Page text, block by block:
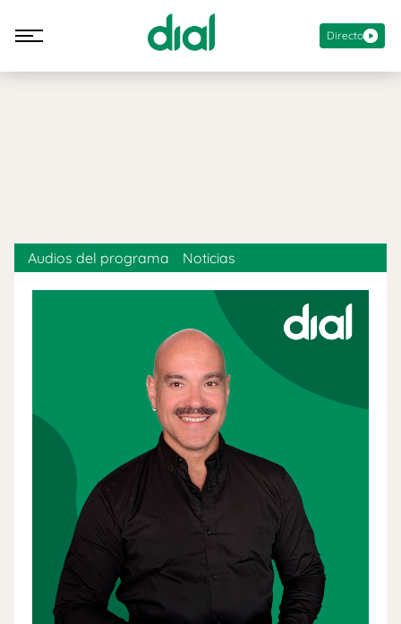
Directo
Audios del programa Noticias